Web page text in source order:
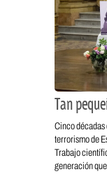
Tan
Cinco décadas
terrorismo de
Trabajo
generación